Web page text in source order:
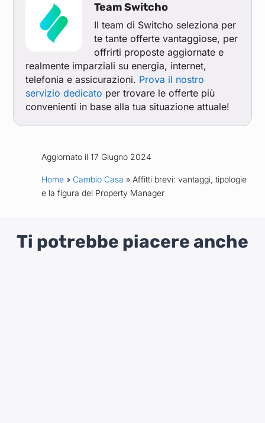
Team Switcho
Il team di Switcho seleziona per
te tante offerte vantaggiose, per
offrirti proposte aggiornate e
realmente imparziali su energia, internet,
telefonia e assicurazioni. Prova il nostro
servizio dedicato per trovare le offerte più
convenienti in base alla tua situazione attuale!
Aggiornato il 17 Giugno 2024
Home» Cambio Casa » Affitti brevi: vantaggi, tipologie
e la figura del Property Manager
Ti potrebbe piacere anche